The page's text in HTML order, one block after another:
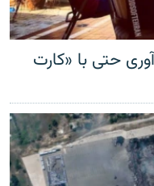
حتی با «کارت